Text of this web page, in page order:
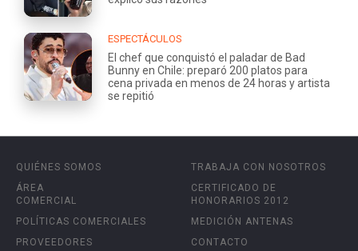
ESPECTÁCULOS
El chef que conquistó el paladar de Bad
Bunny en Chile: preparó 200 platos para
cena privada en menos de 24 horas y artista
se repitió
QUIÉNES SOMOS
ÁREA
COMERCIAL
POLÍTICAS COMERCIALES
PROVEEDORES
TRABAJA CON NOSOTROS
CERTIFICADO DE
HONORARIOS 2012
MEDICIÓN ANTENAS
CONTACTO